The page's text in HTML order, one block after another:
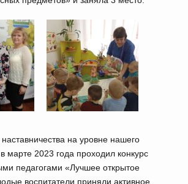
на уровне нашего
в марте 2023 года проходил конкурс
педагогами «Лучшее открытое
воспитатели приняли активное